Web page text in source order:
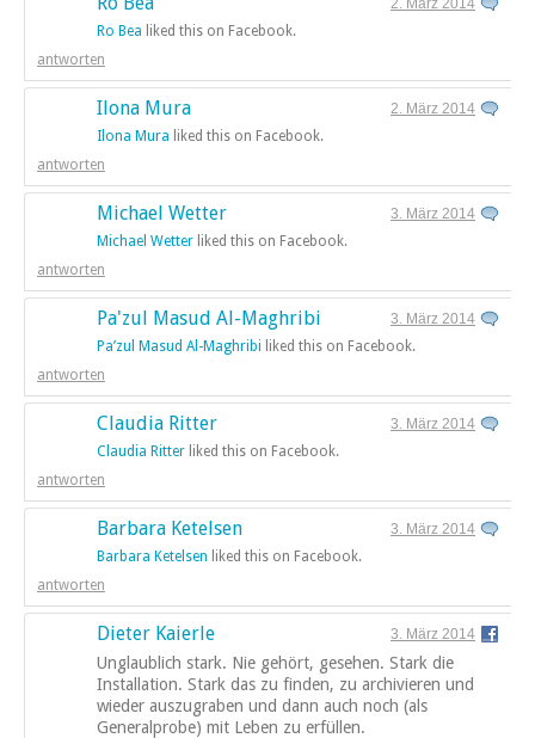
Ro Bea liked this on Facebook.
antworten
Ilona Mura
2. März 2014
Ilona Mura liked this on Facebook.
antworten
Michael Wetter
3. März 2014
Michael Wetter liked this on Facebook.
antworten
Pa'zul Masud Al-Maghribi
3. März 2014
Pa’zul Masud Al-Maghribi liked this on Facebook.
antworten
Claudia Ritter
3. März 2014
Claudia Ritter liked this on Facebook.
antworten
Barbara Ketelsen
3. März 2014
Barbara Ketelsen liked this on Facebook.
antworten
Dieter Kaierle 3. März 2014
Unglaublich stark. Nie gehört, gesehen. Stark die
Installation. Stark das zu finden, zu archivieren und
wieder auszugraben und dann auch noch (als
Generalprobe) mit Leben zu erfüllen.